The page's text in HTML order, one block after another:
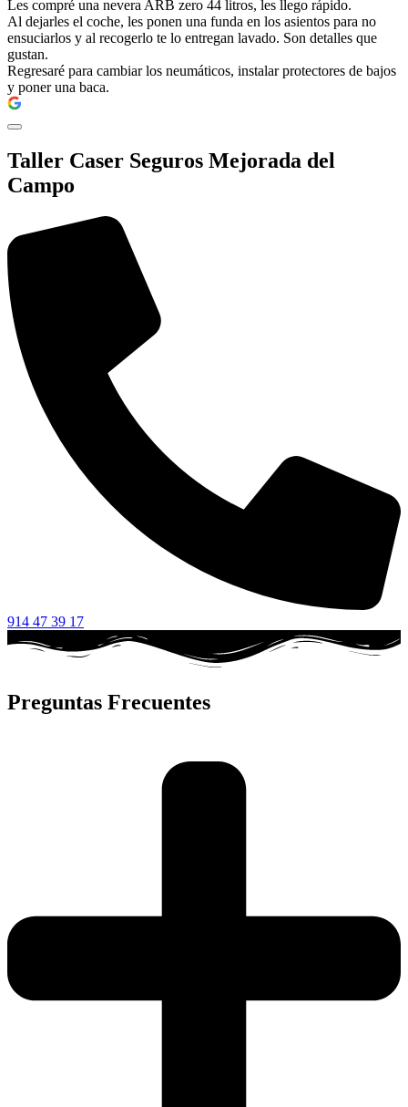
Les compré una nevera ARB zero 44 litros, les llego rápido.
Al dejarles el coche, les ponen una funda en los asientos para no
ensuciarlos y al recogerlo te lo entregan lavado. Son detalles que
gustan.
Regresaré para cambiar los neumáticos, instalar protectores de bajos
y poner una baca.
Taller Caser Seguros Mejorada del
Campo
914 47 39 17
Preguntas Frecuentes